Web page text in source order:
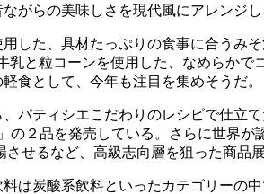
がらの美味しさを現代風にアレンジ
た、具材たっぷりの食事に合うみ
と粒コーンを使用した、なめらか
食として、今年も注目を集めそうだ。
ティシエこだわりのレシピで仕立
２品を発売している。さらに世界
せるなど、高級志向層を狙った商品
炭酸系飲料といったカテゴリーの